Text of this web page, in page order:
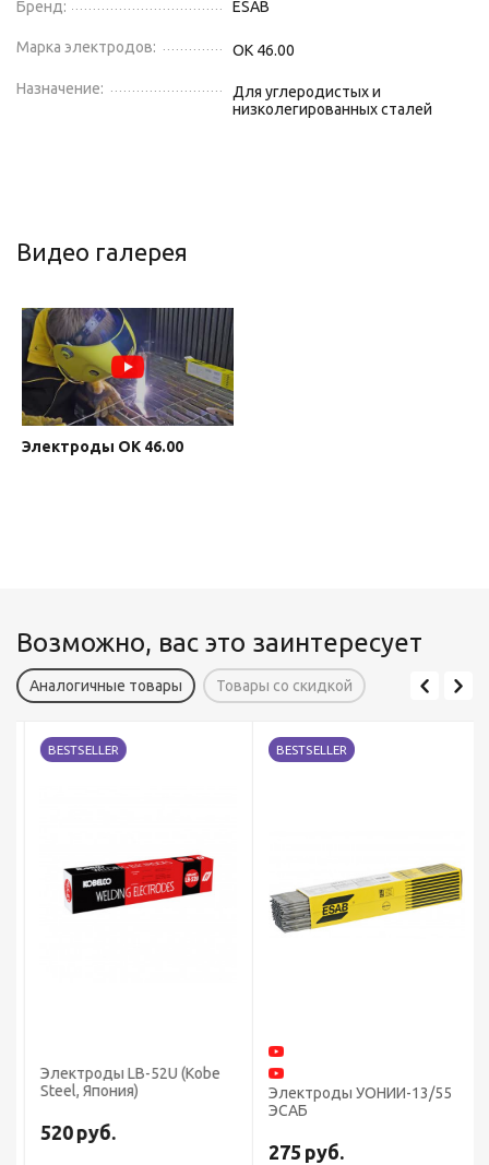
Бренд: ESAB
Марка электродов: OK 46.00
Назначение:
Для углеродистых и
низколегированных сталей
Видео галерея
Электроды ОК 46.00
Возможно, вас это заинтересует
Аналогичные товары Товары со скидкой
BESTSELLER
Электроды LB-52U (Kobe
Steel, Япония)
520руб.
BESTSELLER
Электроды УОНИИ-13/55
ЭСАБ
275руб.